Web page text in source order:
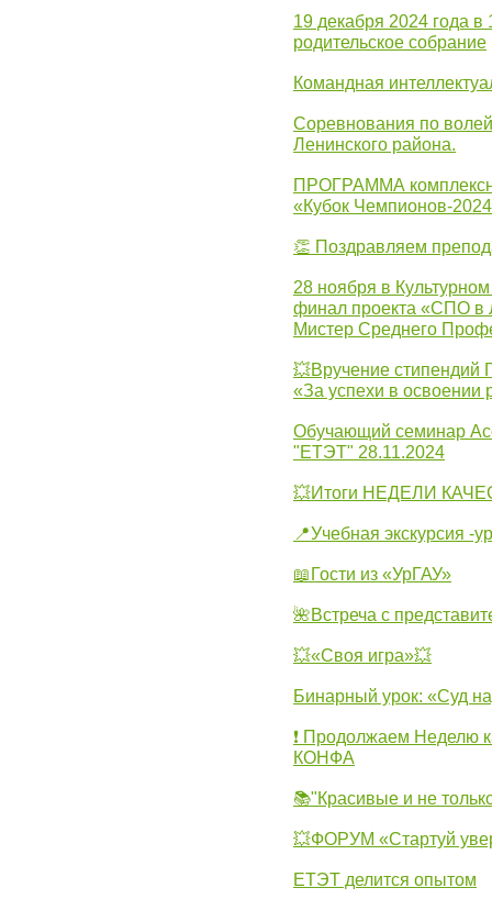
19 декабря 2024 года
родительское собрание
Командная
Соревнования по
Ленинского района.
ПРОГРАММА
«Кубок Чемпионов-
👏 Поздравляем
28 ноября в
финал проекта «СПО в
Мистер Среднего
💥Вручение стипендий
«За успехи в освоении
Обучающий семинар
"ЕТЭТ" 28.11.2024
💥Итоги НЕДЕЛИ
📍Учебная экскурсия -
📖Гости из «УрГАУ»
🌺Встреча с
💥«Своя игра»💥
Бинарный урок: «Суд
❗ Продолжаем Неделю
КОНФА
📚"Красивые и не
💥ФОРУМ «Стартуй
ЕТЭТ делится опытом